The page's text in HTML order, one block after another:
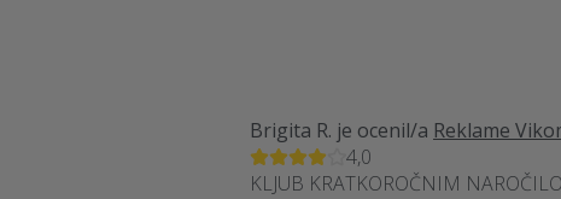
Brigita R. je ocenil/a Reklame
4,0
KLJUB KRATKOROČNIM